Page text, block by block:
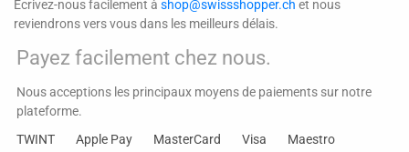
Ecrivez-nous facilement à shop@swissshopper.ch et nous
reviendrons vers vous dans les meilleurs délais.
Payez facilement chez nous.
Nous acceptions les principaux moyens de paiements sur notre
plateforme.
TWINT
Apple Pay MasterCard Visa
Maestro